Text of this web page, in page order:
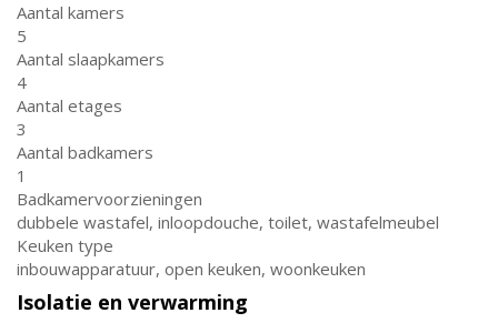
Aantal kamers
5
Aantal slaapkamers
4
Aantal etages
3
Aantal badkamers
1
Badkamervoorzieningen
dubbele wastafel, inloopdouche, toilet, wastafelmeubel
Keuken type
inbouwapparatuur, open keuken, woonkeuken
Isolatie en verwarming